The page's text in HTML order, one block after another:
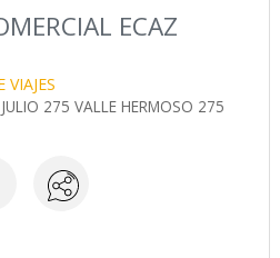
ECAZ
VIAJES
275 VALLE HERMOSO 275